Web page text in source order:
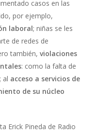
casos en las
por ejemplo,
laboral; niñas se les
de redes de
también, violaciones
: como la falta de
; al acceso a servicios de
de su núcleo
Erick Pineda de Radio